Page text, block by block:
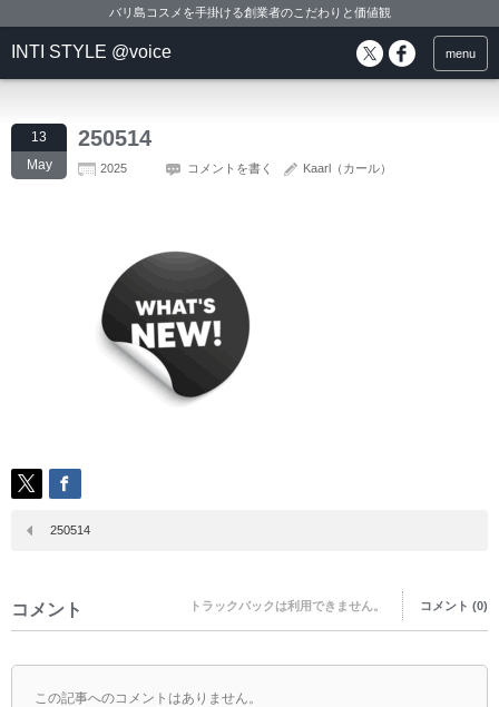
バリ島コスメを手掛ける創業者のこだわりと価値観
INTI STYLE @voice menu
13
May
250514
2025 コメントを書く Kaarl（カール）
250514
コメント トラックバックは利用できません。 コメント (0)
この記事へのコメントはありません。